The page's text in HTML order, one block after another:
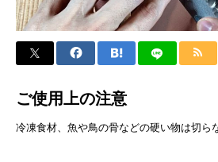
ご使用上の注意
冷凍食材、魚や鳥の骨などの硬い物は切ら